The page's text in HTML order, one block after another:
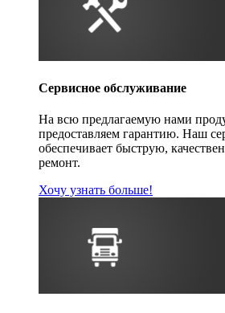
Сервисное обслуживание
На всю предлагаемую нами
предоставляем гарантию. Наш
обеспечивает быструю,
ремонт.
Хочу узнать больше!